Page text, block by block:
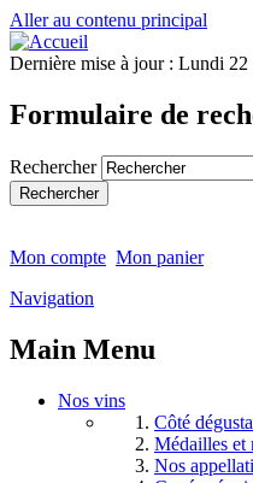
Aller au contenu principal
Dernière mise à jour : Lundi 22
Formulaire de
Rechercher
Mon compte Mon panier
Navigation
Main Menu
Nos vins
Côté
Médailles et
Nos